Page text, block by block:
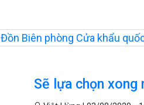
Đồn Biên phòng Cửa khẩu
Sẽ lựa chọn